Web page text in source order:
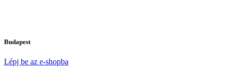
Budapest
Lépj be az e-shopba